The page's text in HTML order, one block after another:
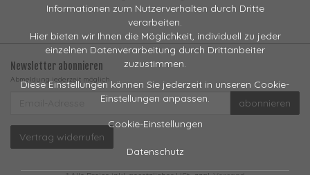
Informationen zum Nutzerverhalten durch Dritte
verarbeiten.
Hier bieten wir Ihnen die Möglichkeit, individuell zu jeder
einzelnen Datenverarbeitung durch Drittanbeiter
zuzustimmen.
Diese Einstellungen können Sie jederzeit in unseren Cookie-
Einstellungen anpassen.
Cookie-Einstellungen
Datenschutz
Newsletter abonnieren
Abmeldung jederzeit möglich
abonnieren
Vertrag widerrufen